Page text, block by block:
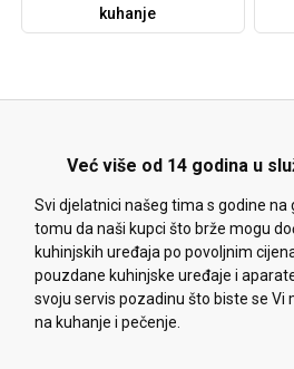
kuhanje
Već više od 14 godina u
Svi djelatnici našeg tima s godine na
tomu da naši kupci što brže mogu
kuhinjskih uređaja po povoljnim
pouzdane kuhinjske uređaje i
svoju servis pozadinu što biste se
na kuhanje i pečenje.